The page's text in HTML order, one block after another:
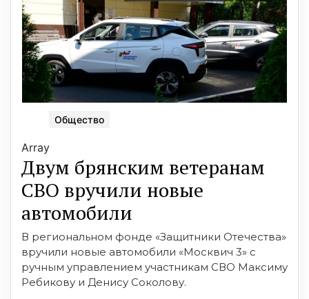
Общество
Array
Двум брянским ветеранам
СВО вручили новые
автомобили
В региональном фонде «Защитники Отечества»
вручили новые автомобили «Москвич 3» с
ручным управлением участникам СВО Максиму
Ребикову и Денису Соколову.